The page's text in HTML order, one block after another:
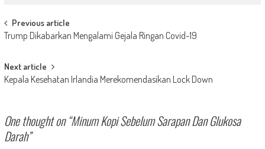
Post
navigation
Previous article
Trump Dikabarkan Mengalami Gejala Ringan Covid-19
Next article
Kepala Kesehatan Irlandia Merekomendasikan Lock Down
One thought on “Minum Kopi Sebelum Sarapan Dan Glukosa
Darah”